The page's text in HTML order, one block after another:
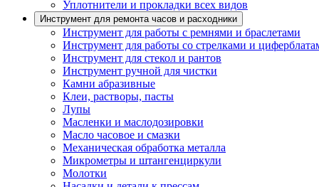
Уплотнители и прокладки всех видов
Инструмент для ремонта часов и расходники
Инструмент для работы с ремнями и браслетами
Инструмент для работы со стрелками и
Инструмент для стекол и рантов
Инструмент ручной для чистки
Камни абразивные
Клеи, растворы, пасты
Лупы
Масленки и маслодозировки
Масло часовое и смазки
Механическая обработка металла
Микрометры и штангенциркули
Молотки